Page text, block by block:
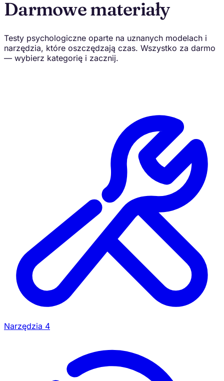
Darmowe materiały
Testy psychologiczne oparte na uznanych modelach i
narzędzia, które oszczędzają czas. Wszystko za darmo
— wybierz kategorię i zacznij.
Narzędzia 4